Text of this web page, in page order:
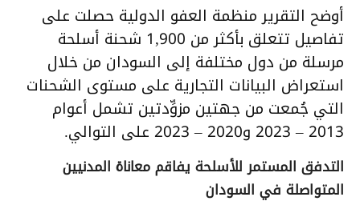
أوضح التقرير منظمة العفو الدولية حصلت على
تفاصيل تتعلق بأكثر من 1,900 شحنة أسلحة
مرسلة من دول مختلفة إلى السودان من خلال
استعراض البيانات التجارية على مستوى الشحنات
التي جُمعت من جهتين مزوِّدتين تشمل أعوام
2013 – 2023 و2020 – 2023 على التوالي.
التدفق المستمر للأسلحة يفاقم معاناة المدنيين
المتواصلة في السودان